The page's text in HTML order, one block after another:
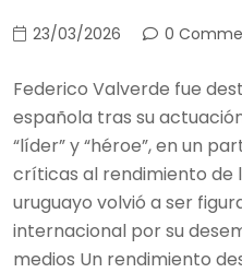
23/03/2026 0
Federico Valverde fue
española tras su
“líder” y “héroe”, en un
críticas al rendimiento de
uruguayo volvió a ser
internacional por su
medios Un rendimiento